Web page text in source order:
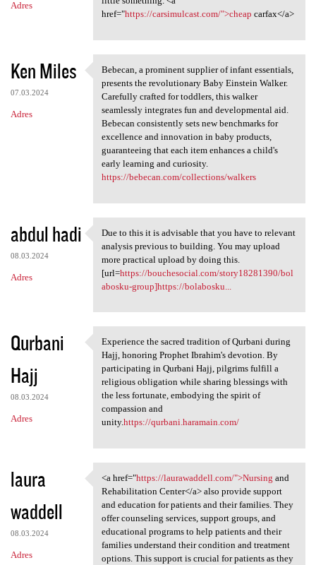
Adres
href="https://carsimulcast.com/">cheap carfax</a>
Ken Miles
07.03.2024
Adres
Bebecan, a prominent supplier
Bebecan, a prominent supplier of infant essentials,
presents the revolutionary Baby Einstein Walker.
Carefully crafted for toddlers, this walker
seamlessly integrates fun and developmental aid.
Bebecan consistently sets new benchmarks for
excellence and innovation in baby products,
guaranteeing that each item enhances a child's
early learning and curiosity.
https://bebecan.com/collections/walkers
abdul hadi
08.03.2024
Adres
Due to this it is advisable
Due to this it is advisable that you have to relevant
analysis previous to building. You may upload
more practical upload by doing this.
[url=https://bouchesocial.com/story18281390/bol
abosku-group]https://bolabosku...
Qurbani
Hajj
08.03.2024
Adres
Experience the sacred
Experience the sacred tradition of Qurbani during
Hajj, honoring Prophet Ibrahim's devotion. By
participating in Qurbani Hajj, pilgrims fulfill a
religious obligation while sharing blessings with
the less fortunate, embodying the spirit of
compassion and
unity.https://qurbani.haramain.com/
laura
waddell
08.03.2024
Adres
<a href="https://laurawaddell
<a href="https://laurawaddell.com/">Nursing and
Rehabilitation Center</a> also provide support
and education for patients and their families. They
offer counseling services, support groups, and
educational programs to help patients and their
families understand their condition and treatment
options. This support is crucial for patients as they